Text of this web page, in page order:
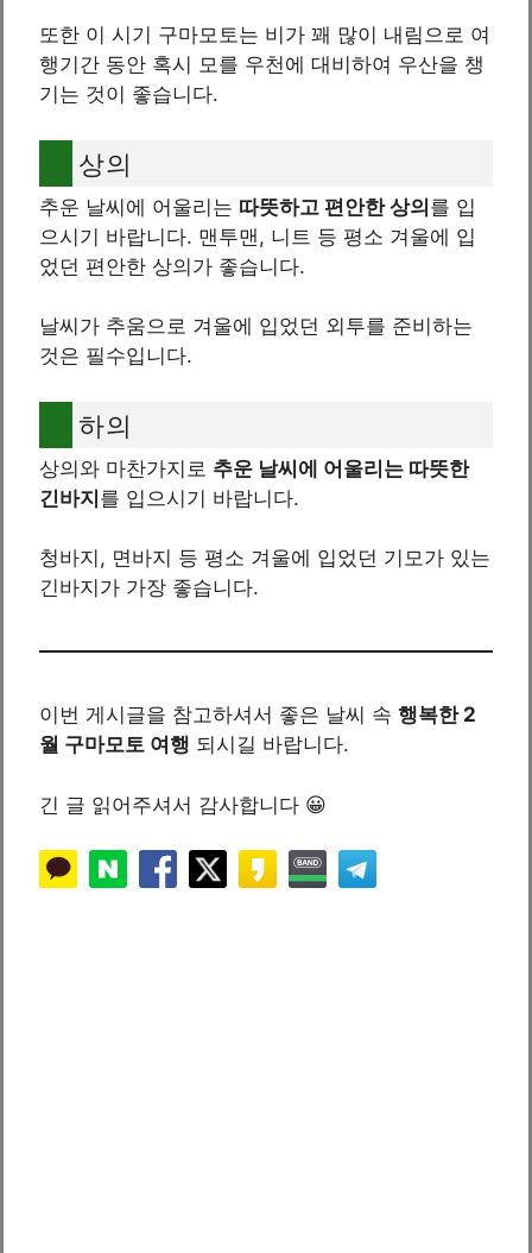
또한 이 시기 구마모토는 비가 꽤 많이 내림으로 여
행기간 동안 혹시 모를 우천에 대비하여 우산을 챙
기는 것이 좋습니다.
상의
추운 날씨에 어울리는 따뜻하고 편안한 상의를 입
으시기 바랍니다. 맨투맨, 니트 등 평소 겨울에 입
었던 편안한 상의가 좋습니다.
날씨가 추움으로 겨울에 입었던 외투를 준비하는
것은 필수입니다.
하의
상의와 마찬가지로 추운 날씨에 어울리는 따뜻한
긴바지를 입으시기 바랍니다.
청바지, 면바지 등 평소 겨울에 입었던 기모가 있는
긴바지가 가장 좋습니다.
이번 게시글을 참고하셔서 좋은 날씨 속 행복한 2
월 구마모토 여행 되시길 바랍니다.
긴 글 읽어주셔서 감사합니다 😀